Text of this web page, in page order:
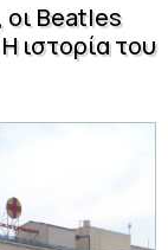
οι Beatles
ιστορία του